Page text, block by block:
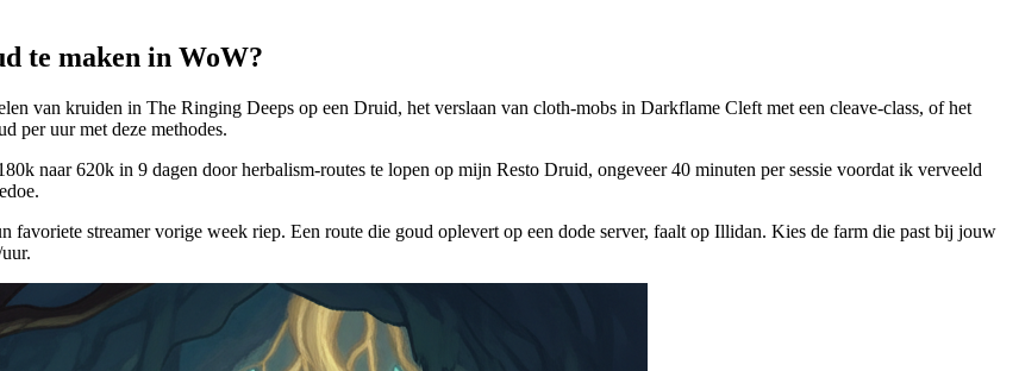
te maken in WoW?
van kruiden in The Ringing Deeps op een Druid, het verslaan van cloth-mobs in Darkflame Cleft met een cleave-class, of het
per uur met deze methodes.
naar 620k in 9 dagen door herbalism-routes te lopen op mijn Resto Druid, ongeveer 40 minuten per sessie voordat ik verveeld
favoriete streamer vorige week riep. Een route die goud oplevert op een dode server, faalt op Illidan. Kies de farm die past bij jouw